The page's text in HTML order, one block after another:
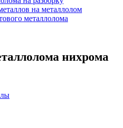
на металлолом
металлолома
нихрома